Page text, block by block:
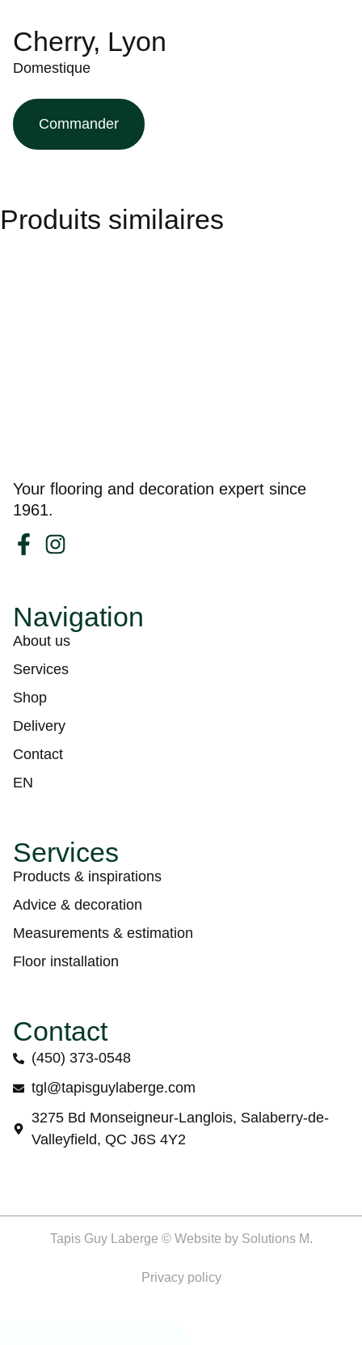
Cherry, Lyon
Domestique
Commander
Produits similaires
Your flooring and decoration expert since
1961.
Navigation
About us
Services
Shop
Delivery
Contact
EN
Services
Products & inspirations
Advice & decoration
Measurements & estimation
Floor installation
Contact
(450) 373-0548
tgl@tapisguylaberge.com
3275 Bd Monseigneur-Langlois, Salaberry-de-
Valleyfield, QC J6S 4Y2
Tapis Guy Laberge © Website by Solutions M.
Privacy policy